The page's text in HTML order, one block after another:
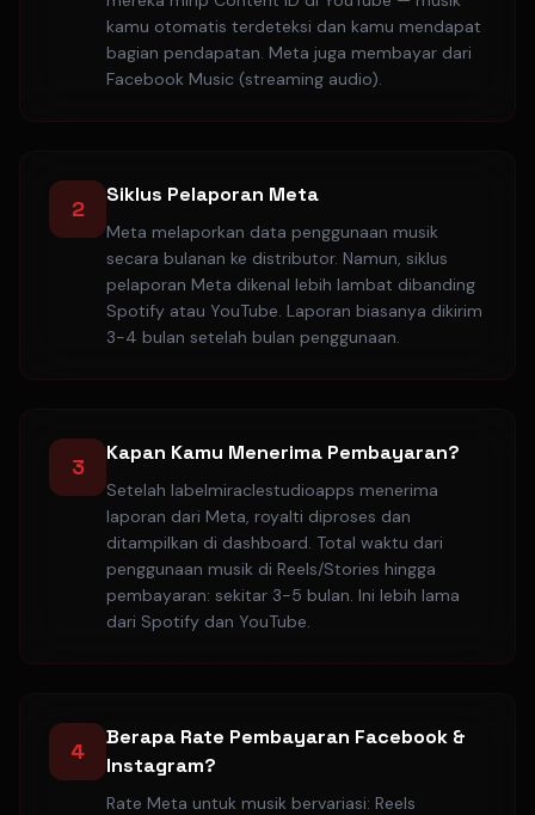
kamu otomatis terdeteksi dan kamu mendapat
bagian pendapatan. Meta juga membayar dari
Facebook Music (streaming audio).
2
Siklus Pelaporan Meta
Meta melaporkan data penggunaan musik
secara bulanan ke distributor. Namun, siklus
pelaporan Meta dikenal lebih lambat dibanding
Spotify atau YouTube. Laporan biasanya dikirim
3-4 bulan setelah bulan penggunaan.
3
Kapan Kamu Menerima Pembayaran?
Setelah labelmiraclestudioapps menerima
laporan dari Meta, royalti diproses dan
ditampilkan di dashboard. Total waktu dari
penggunaan musik di Reels/Stories hingga
pembayaran: sekitar 3-5 bulan. Ini lebih lama
dari Spotify dan YouTube.
4
Berapa Rate Pembayaran Facebook &
Instagram?
Rate Meta untuk musik bervariasi: Reels